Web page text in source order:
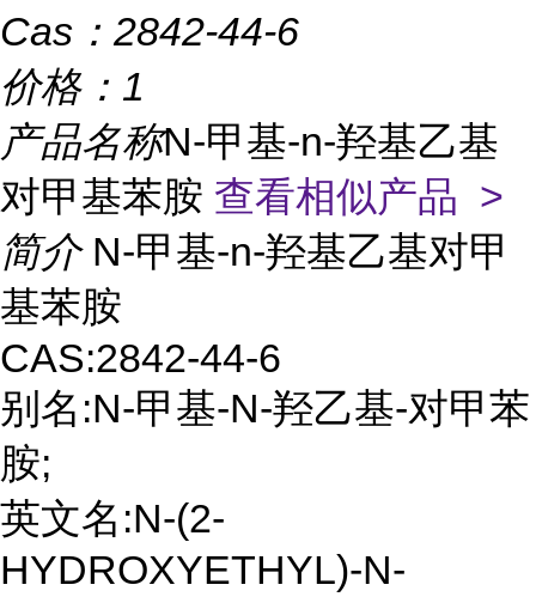
Cas： 2842-44-6
价格： 1
产品名称N-甲基-n-羟基乙基
对甲基苯胺 查看相似产品 >
简介 N-甲基-n-羟基乙基对甲
基苯胺
CAS:2842-44-6
别名:N-甲基-N-羟乙基-对甲苯
胺;
英文名:N-(2-
HYDROXYETHYL)-N-